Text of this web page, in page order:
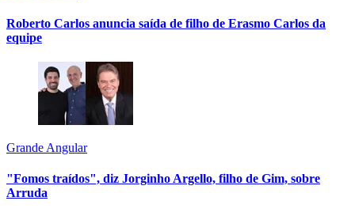
Roberto Carlos anuncia saída de filho de Erasmo Carlos da
equipe
Grande Angular
"Fomos traídos", diz Jorginho Argello, filho de Gim, sobre
Arruda